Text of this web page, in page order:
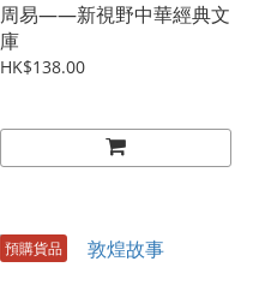
周易——新視野中華經典文
庫
HK$138.00
預購貨品